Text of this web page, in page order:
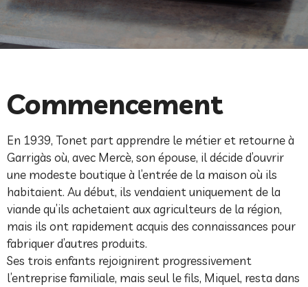
Commencement
En 1939, Tonet part apprendre le métier et retourne à
Garrigàs où, avec Mercè, son épouse, il décide d’ouvrir
une modeste boutique à l’entrée de la maison où ils
habitaient. Au début, ils vendaient uniquement de la
viande qu’ils achetaient aux agriculteurs de la région,
mais ils ont rapidement acquis des connaissances pour
fabriquer d’autres produits.
Ses trois enfants rejoignirent progressivement
l’entreprise familiale, mais seul le fils, Miquel, resta dans